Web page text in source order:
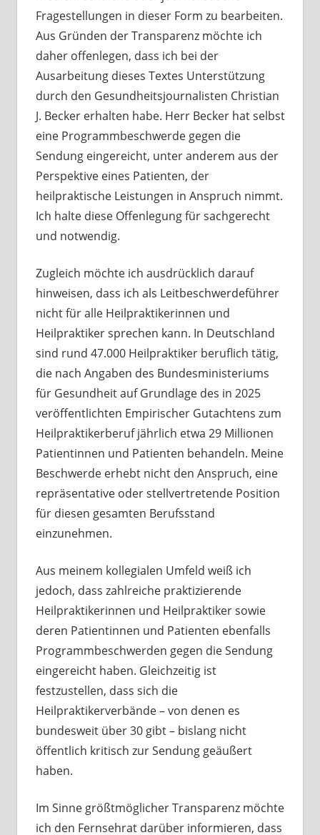
Fragestellungen in dieser Form zu bearbeiten.
Aus Gründen der Transparenz möchte ich
daher offenlegen, dass ich bei der
Ausarbeitung dieses Textes Unterstützung
durch den Gesundheitsjournalisten Christian
J. Becker erhalten habe. Herr Becker hat selbst
eine Programmbeschwerde gegen die
Sendung eingereicht, unter anderem aus der
Perspektive eines Patienten, der
heilpraktische Leistungen in Anspruch nimmt.
Ich halte diese Offenlegung für sachgerecht
und notwendig.
Zugleich möchte ich ausdrücklich darauf
hinweisen, dass ich als Leitbeschwerdeführer
nicht für alle Heilpraktikerinnen und
Heilpraktiker sprechen kann. In Deutschland
sind rund 47.000 Heilpraktiker beruflich tätig,
die nach Angaben des Bundesministeriums
für Gesundheit auf Grundlage des in 2025
veröffentlichten Empirischer Gutachtens zum
Heilpraktikerberuf jährlich etwa 29 Millionen
Patientinnen und Patienten behandeln. Meine
Beschwerde erhebt nicht den Anspruch, eine
repräsentative oder stellvertretende Position
für diesen gesamten Berufsstand
einzunehmen.
Aus meinem kollegialen Umfeld weiß ich
jedoch, dass zahlreiche praktizierende
Heilpraktikerinnen und Heilpraktiker sowie
deren Patientinnen und Patienten ebenfalls
Programmbeschwerden gegen die Sendung
eingereicht haben. Gleichzeitig ist
festzustellen, dass sich die
Heilpraktikerverbände – von denen es
bundesweit über 30 gibt – bislang nicht
öffentlich kritisch zur Sendung geäußert
haben.
Im Sinne größtmöglicher Transparenz möchte
ich den Fernsehrat darüber informieren, dass